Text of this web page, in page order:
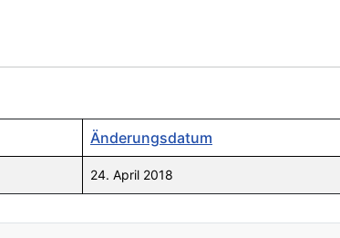
Änderungsdatum
24. April 2018